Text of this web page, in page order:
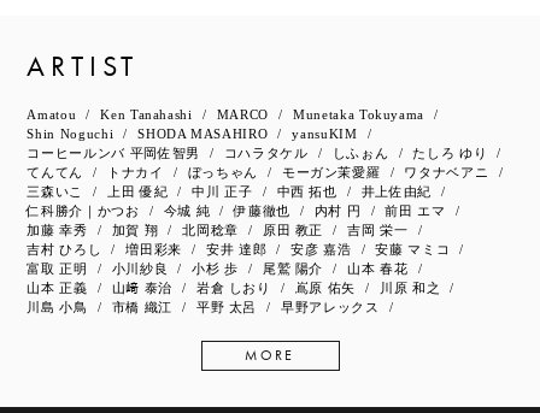
ARTIST
Amatou Ken Tanahashi MARCO
Munetaka Tokuyama
Shin Noguchi
SHODA MASAHIRO
yansuKIM
コーヒールンバ 平岡佐智男
コハラタケル しふぉん
たしろ ゆり
てんてん
トナカイ ぼっちゃん モーガン茉愛羅
ワタナベアニ
三森いこ
上田 優紀 中川 正子 中西 拓也
井上佐由紀
仁科勝介｜かつお
今城 純 伊藤徹也 内村 円
前田 エマ
加藤 幸秀
加賀 翔 北岡稔章 原田 教正
吉岡 栄一
吉村 ひろし
増田彩来 安井 達郎 安彦 嘉浩
安藤 マミコ
富取 正明
小川紗良 小杉 歩 尾鷲 陽介
山本 春花
山本 正義
山﨑 泰治 岩倉 しおり 嶌原 佑矢
川原 和之
川島 小鳥
市橋 織江 平野 太呂 早野アレックス
MORE